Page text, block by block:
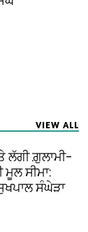
VIEW ALL
ਲੱਗੀ ਗ਼ੁਲਾਮੀ–
ਮੂਲ ਸੀਮਾ:
ਸੰਘੇੜਾ